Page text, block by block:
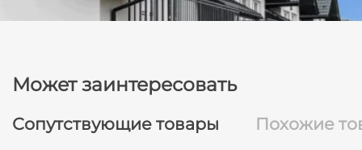
Может заинтересовать
Сопутствующие товары Похожие